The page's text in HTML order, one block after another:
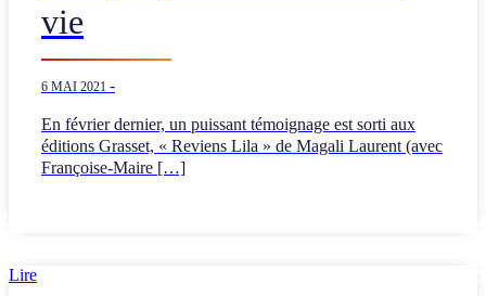
vie
6 MAI 2021 -
En février dernier, un puissant témoignage est sorti aux
éditions Grasset, « Reviens Lila » de Magali Laurent (avec
Françoise-Maire […]
Lire